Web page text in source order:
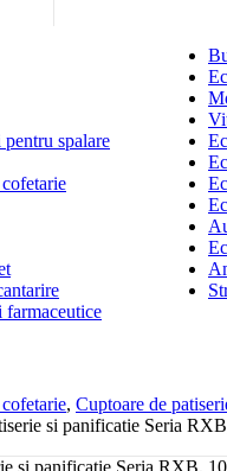
spalare
farmaceutice
, Cuptoare de
si panificatie Seria